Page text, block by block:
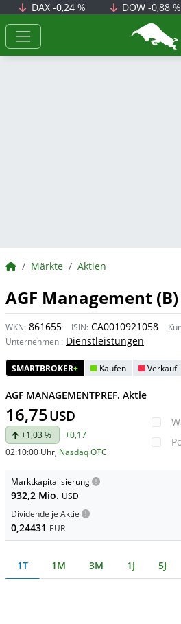
DAX -0,24 % DOW-0,88 %
BörsenNEWS.de
Märkte Aktien
AGF Management (B)
WKN: 861655 ISIN: CA0010921058
Unternehmen : Dienstleistungen
SMARTBROKER+ Kaufen Verkauf
AGF MANAGEMENTPREF. Aktie
16,75USD
+1,03 %
+0,17
02:10:00 Uhr, Nasdaq OTC
Marktkapitalisierung
932,2 Mio. USD
Dividende je Aktie
0,24431 EUR
1T 1M 3M 1J 5J